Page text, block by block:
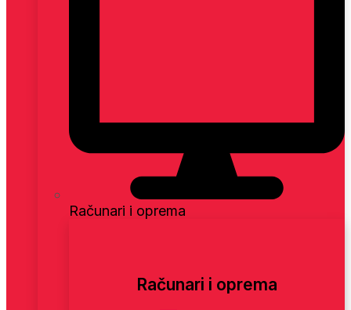
Računari i oprema
Računari i oprema